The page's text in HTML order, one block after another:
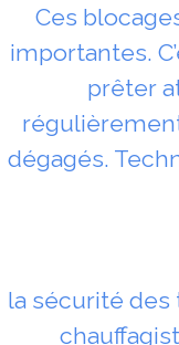
Ces
importantes.
prêter
dégagés.
la sécurité des